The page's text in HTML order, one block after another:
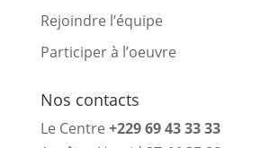
Rejoindre l’équipe
Participer à l’oeuvre
Nos contacts
Le Centre +229 69 43 33 33